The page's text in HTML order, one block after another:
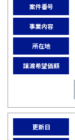
案件番号
事業内容
所在地
譲渡希望価額
更新日